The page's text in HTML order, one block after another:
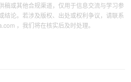
稿或其他合规渠道，仅用于信息交流与学习参
结论。若涉及版权、出处或权利争议，请联系
，我们将在核实后及时处理。